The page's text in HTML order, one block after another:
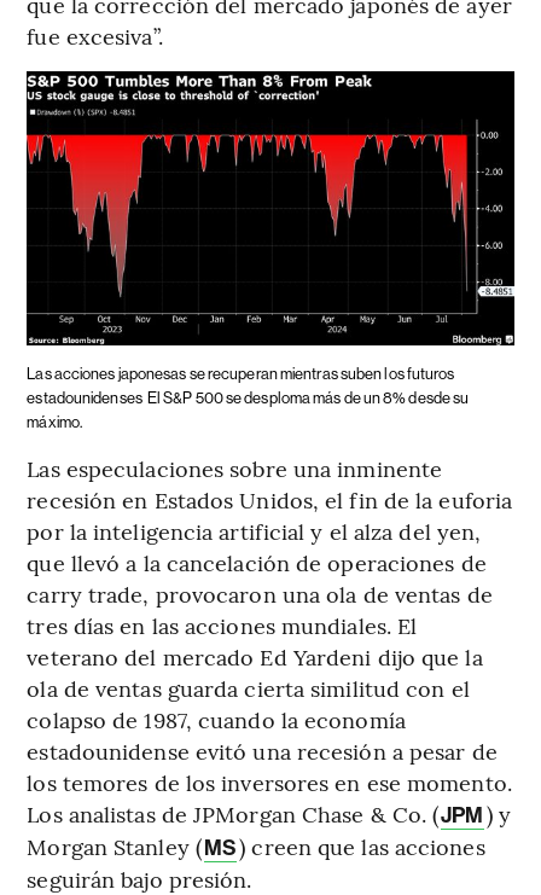
fue excesiva”.
Las acciones japonesas se recuperan mientras suben los futuros
estadounidenses El S&P 500 se desploma más de un 8% desde su
máximo.
Las especulaciones sobre una inminente
recesión en Estados Unidos, el fin de la euforia
por la inteligencia artificial y el alza del yen,
que llevó a la cancelación de operaciones de
carry trade, provocaron una ola de ventas de
tres días en las acciones mundiales. El
veterano del mercado Ed Yardeni dijo que la
ola de ventas guarda cierta similitud con el
colapso de 1987, cuando la economía
estadounidense evitó una recesión a pesar de
los temores de los inversores en ese momento.
Los analistas de JPMorgan Chase & Co. (JPM) y
Morgan Stanley (MS) creen que las acciones
seguirán bajo presión.